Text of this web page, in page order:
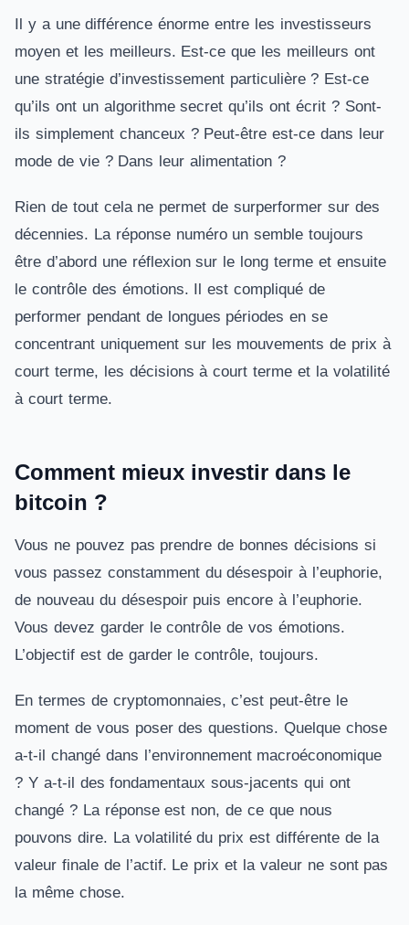
Il y a une différence énorme entre les investisseurs
moyen et les meilleurs. Est-ce que les meilleurs ont
une stratégie d’investissement particulière ? Est-ce
qu’ils ont un algorithme secret qu’ils ont écrit ? Sont-
ils simplement chanceux ? Peut-être est-ce dans leur
mode de vie ? Dans leur alimentation ?
Rien de tout cela ne permet de surperformer sur des
décennies. La réponse numéro un semble toujours
être d’abord une réflexion sur le long terme et ensuite
le contrôle des émotions. Il est compliqué de
performer pendant de longues périodes en se
concentrant uniquement sur les mouvements de prix à
court terme, les décisions à court terme et la volatilité
à court terme.
Comment mieux investir dans le
bitcoin ?
Vous ne pouvez pas prendre de bonnes décisions si
vous passez constamment du désespoir à l’euphorie,
de nouveau du désespoir puis encore à l’euphorie.
Vous devez garder le contrôle de vos émotions.
L’objectif est de garder le contrôle, toujours.
En termes de cryptomonnaies, c’est peut-être le
moment de vous poser des questions. Quelque chose
a-t-il changé dans l’environnement macroéconomique
? Y a-t-il des fondamentaux sous-jacents qui ont
changé ? La réponse est non, de ce que nous
pouvons dire. La volatilité du prix est différente de la
valeur finale de l’actif. Le prix et la valeur ne sont pas
la même chose.